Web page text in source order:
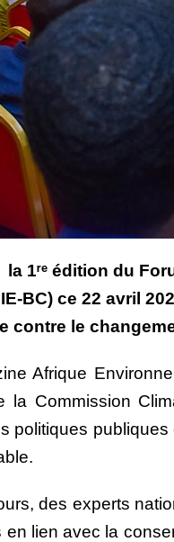
1ʳᵉ édition du
BC) ce 22 avril
contre le
Afrique
la Commission
politiques
des experts
lien avec la